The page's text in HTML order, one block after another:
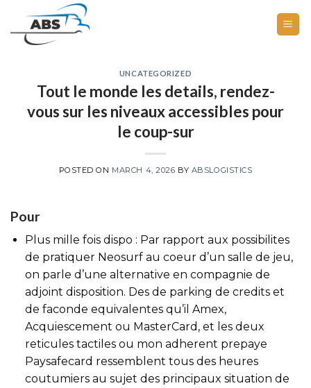
content
UNCATEGORIZED
Tout le monde les details, rendez-
vous sur les niveaux accessibles pour
le coup-sur
POSTED ON MARCH 4, 2026 BY ABSLOGISTICS
Pour
Plus mille fois dispo : Par rapport aux possibilites
de pratiquer Neosurf au coeur d’un salle de jeu,
on parle d’une alternative en compagnie de
adjoint disposition. Des de parking de credits et
de faconde equivalentes qu’il Amex,
Acquiescement ou MasterCard, et les deux
reticules tactiles ou mon adherent prepaye
Paysafecard ressemblent tous des heures
coutumiers au sujet des principaux situation de